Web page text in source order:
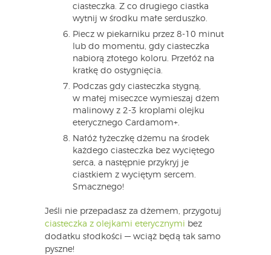
ciasteczka. Z co drugiego ciastka
wytnij w środku małe serduszko.
Piecz w piekarniku przez 8-10 minut
lub do momentu, gdy ciasteczka
nabiorą złotego koloru. Przełóż na
kratkę do ostygnięcia.
Podczas gdy ciasteczka stygną,
w małej miseczce wymieszaj dżem
malinowy z 2-3 kroplami olejku
eterycznego Cardamom+.
Nałóż łyżeczkę dżemu na środek
każdego ciasteczka bez wyciętego
serca, a następnie przykryj je
ciastkiem z wyciętym sercem.
Smacznego!
Jeśli nie przepadasz za dżemem, przygotuj
ciasteczka z olejkami eterycznymi bez
dodatku słodkości — wciąż będą tak samo
pyszne!